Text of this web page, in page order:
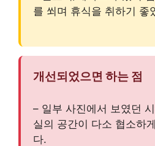
를 쐬며 휴식을 취하기 좋
개선되었으면 하는 점
– 일부 사진에서 보였던
실의 공간이 다소 협소하
다.